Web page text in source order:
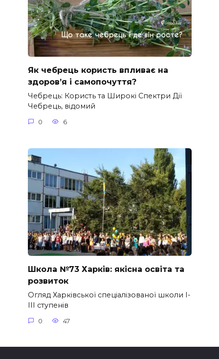
Як чебрець користь впливає на
здоров’я і самопочуття?
Чебрець: Користь та Широкі Спектри Дії
Чебрець, відомий
0 6
Школа №73 Харків: якісна освіта та
розвиток
Огляд Харківської спеціалізованої школи I-
III ступенів
0 47